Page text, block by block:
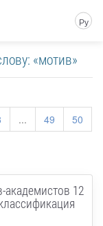
Ру
«мотив»
... 49
50
академистов 12